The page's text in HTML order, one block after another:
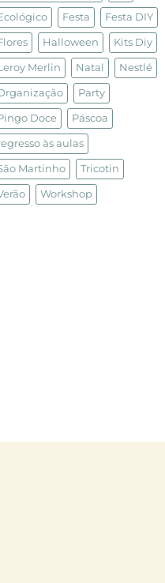
Festa Festa DIY
Halloween Kits Diy
Merlin Natal Nestlé
Party
Doce Páscoa
às aulas
Martinho Tricotin
Workshop